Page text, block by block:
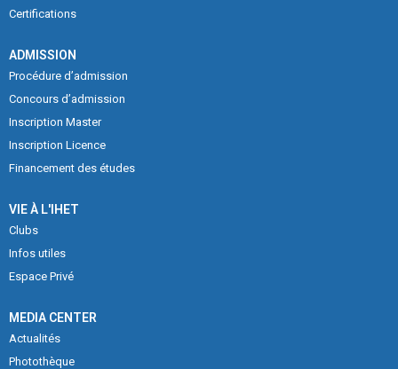
Certifications
ADMISSION
Procédure d’admission
Concours d’admission
Inscription Master
Inscription Licence
Financement des études
VIE À L'IHET
Clubs
Infos utiles
Espace Privé
MEDIA CENTER
Actualités
Photothèque